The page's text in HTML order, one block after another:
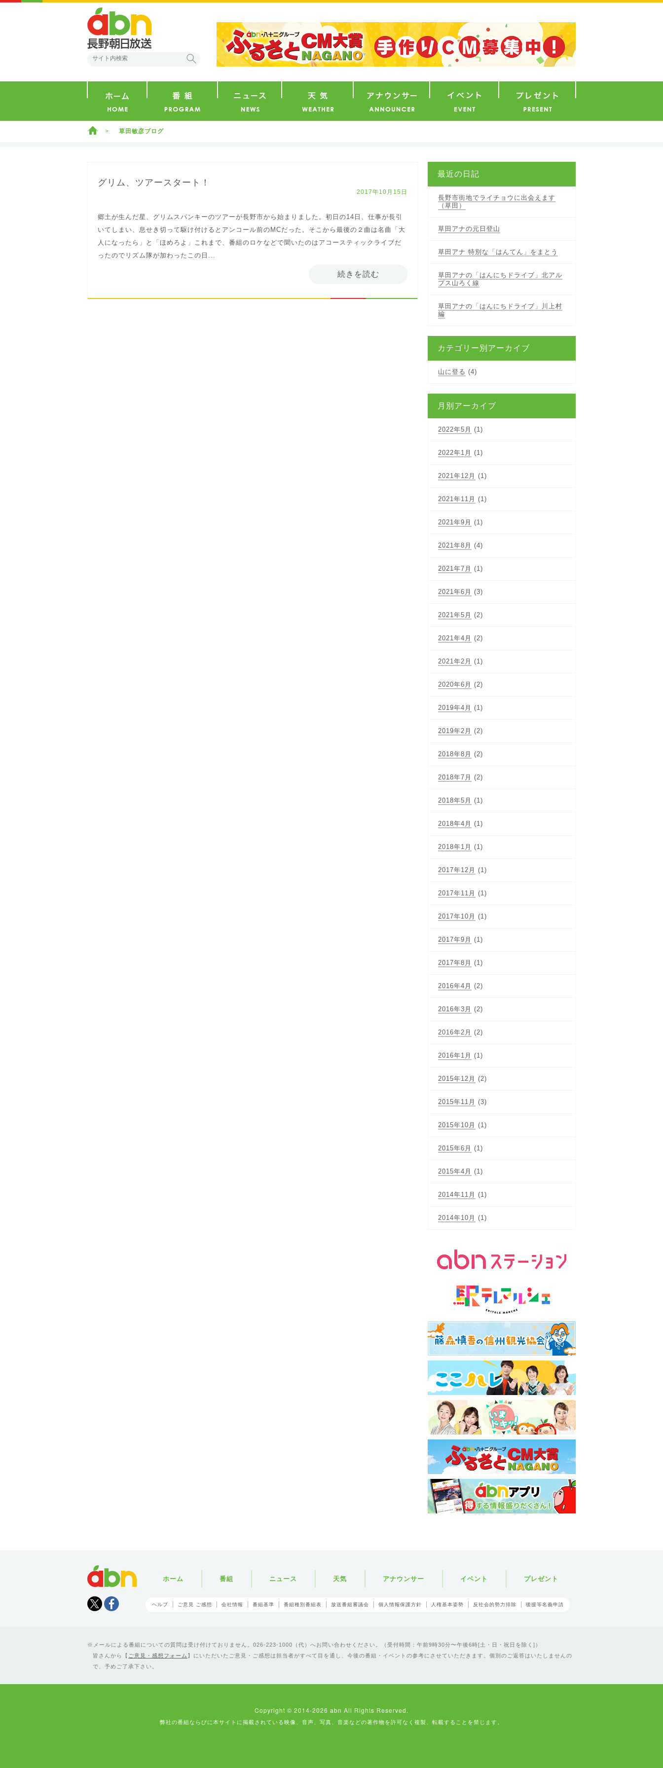
ホーム 草田敏彦ブログ
グリム、ツアースタート！
2017年10月15日
郷土が生んだ星、グリムスパンキーのツアーが長野市から始まりました。初日の14日、仕事が長引
いてしまい、息せき切って駆け付けるとアンコール前のMCだった。そこから最後の２曲は名曲「大
人になったら」と「ほめろよ」これまで、番組のロケなどで聞いたのはアコースティックライブだ
ったのでリズム隊が加わったこの日...
続きを読む
最近の日記
長野市街地でライチョウに出会えます
（草田）
草田アナの元日登山
草田アナ 特別な「はんてん」をまとう
草田アナの「はんにちドライブ」北アル
プス山ろく線
草田アナの「はんにちドライブ」川上村
編
カテゴリー別アーカイブ
山に登る (4)
月別アーカイブ
2022年5月 (1)
2022年1月 (1)
2021年12月 (1)
2021年11月 (1)
2021年9月 (1)
2021年8月 (4)
2021年7月 (1)
2021年6月 (3)
2021年5月 (2)
2021年4月 (2)
2021年2月 (1)
2020年6月 (2)
2019年4月 (1)
2019年2月 (2)
2018年8月 (2)
2018年7月 (2)
2018年5月 (1)
2018年4月 (1)
2018年1月 (1)
2017年12月 (1)
2017年11月 (1)
2017年10月 (1)
2017年9月 (1)
2017年8月 (1)
2016年4月 (2)
2016年3月 (2)
2016年2月 (2)
2016年1月 (1)
2015年12月 (2)
2015年11月 (3)
2015年10月 (1)
2015年6月 (1)
2015年4月 (1)
2014年11月 (1)
2014年10月 (1)
Tweet
ホーム 番組 ニュース 天気 アナウンサー イベント プレゼント
ヘルプ ご意見 ご感想 会社情報 番組基準 番組種別番組表 放送番組審議会 個人情報保護方針 人権基本姿勢 反社会的勢力排除 後援等名義申請
メールによる番組についての質問は受け付けておりません。026-223-1000（代）へお問い合わせください。（受付時間：午前9時30分〜午後6時[土・日・祝日を除く]）
皆さんから【 ご意見・感想フォーム 】にいただいたご意見・ご感想は担当者がすべて目を通し、今後の番組・イベントの参考にさせていただきます。個別のご返答はいたしませんの
で、予めご了承下さい。
Copyright © 2014-2026 abn All Rights Reserved.
弊社の番組ならびに本サイトに掲載されている映像、音声、写真、音楽などの著作物を許可なく複製、転載することを禁じます。